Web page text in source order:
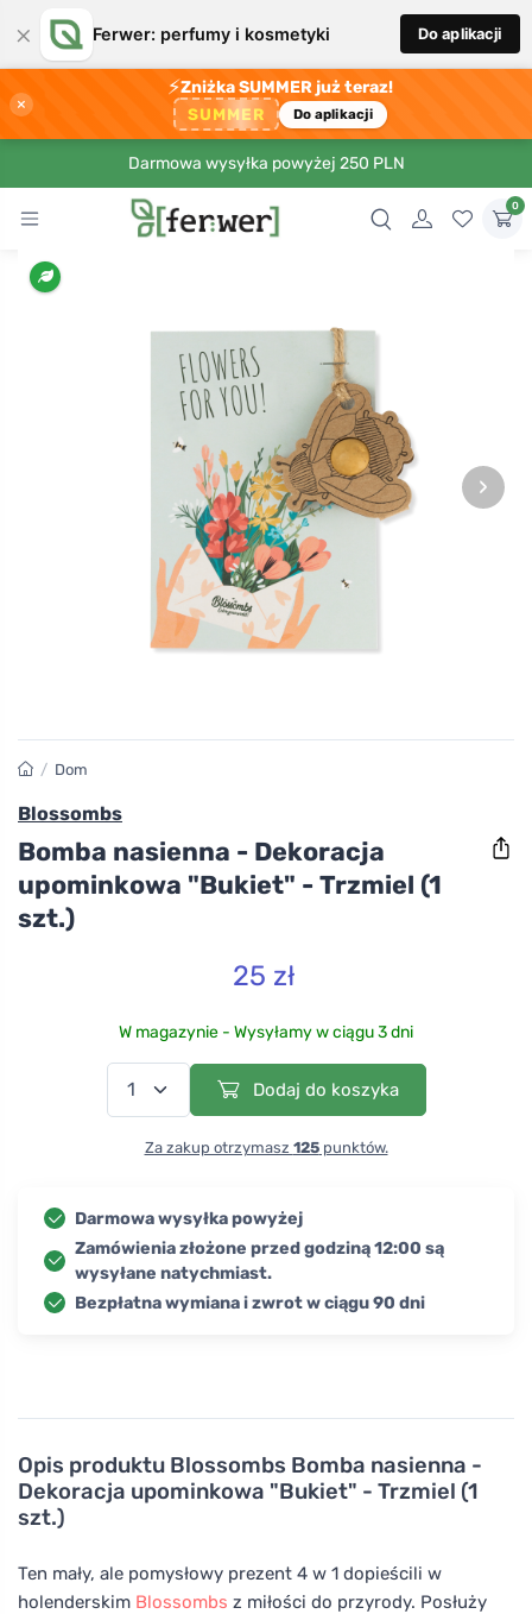
× Ferwer: perfumy i kosmetyki Do aplikacji
×
⚡Zniżka SUMMER już teraz!
SUMMER Do aplikacji
Darmowa wysyłka powyżej 250 PLN
0
›
Opis produktu Blossombs Bomba nasienna -
Dekoracja upominkowa "Bukiet" - Trzmiel (1
szt.)
Ten mały, ale pomysłowy prezent 4 w 1 dopieścili w
holenderskim Blossombs z miłości do przyrody. Posłuży
/ Dom
Blossombs
Bomba nasienna - Dekoracja
upominkowa "Bukiet" - Trzmiel (1
szt.)
25 zł
W magazynie - Wysyłamy w ciągu 3 dni
Dodaj do koszyka
Za zakup otrzymasz 125punktów.
Darmowa wysyłka powyżej
Zamówienia złożone przed godziną 12:00 są
wysyłane natychmiast.
Bezpłatna wymiana i zwrot w ciągu 90 dni